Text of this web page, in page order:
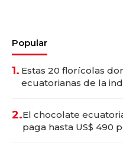
Popular
1. Estas 20 florícolas
ecuatorianas de la
2.El chocolate
paga hasta US$ 490